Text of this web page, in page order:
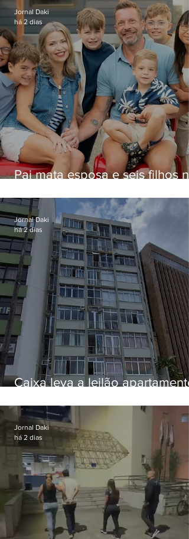
Pai mata esposa e seis filhos
Jornal Daki
há 2 dias
Caixa leva a leilão apartamento
Botafogo
Jornal Daki
há 2 dias
Jornal Daki
há 2 dias